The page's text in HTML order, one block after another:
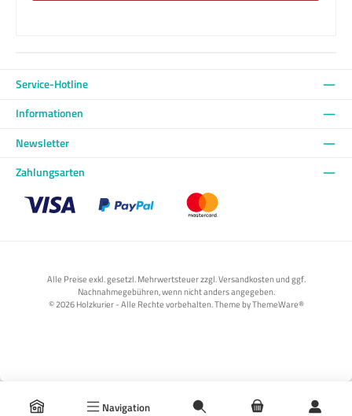
Navigation
Service-Hotline
Informationen
Newsletter
Zahlungsarten
Alle Preise exkl. gesetzl. Mehrwertsteuer zzgl. Versandkosten und ggf.
Nachnahmegebühren, wenn nicht anders angegeben.
© 2026 Holzkurier - Alle Rechte vorbehalten. Theme byThemeWare®